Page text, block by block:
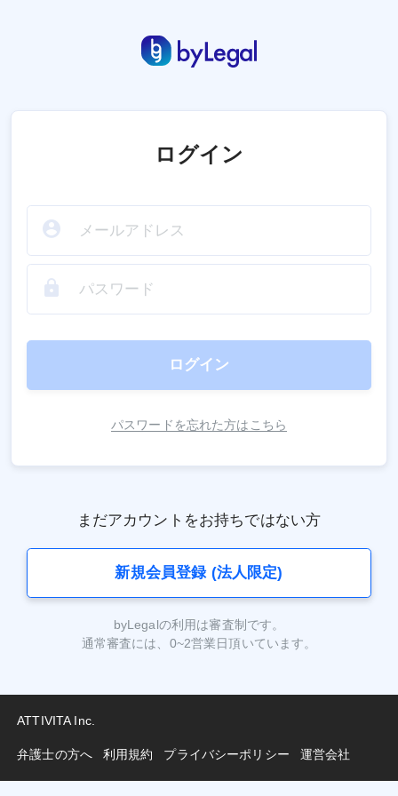
ログイン
ログイン
パスワードを忘れた方はこちら
まだアカウントをお持ちではない方
新規会員登録 (法人限定)
byLegalの利用は審査制です。
通常審査には、0~2営業日頂いています。
ATTIVITA Inc.
弁護士の方へ 利用規約 プライバシーポリシー 運営会社